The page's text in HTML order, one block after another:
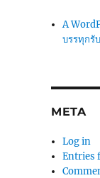
A
บรรทุกรั
META
Log in
Entries